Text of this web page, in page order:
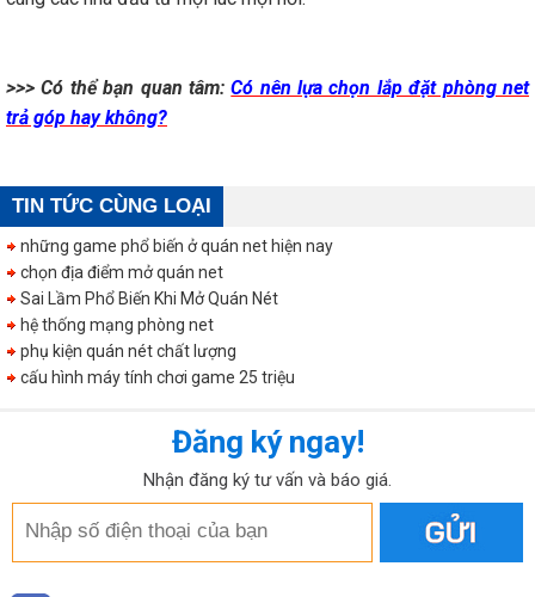
>>> Có thể bạn quan tâm:Có nên lựa chọn lắp đặt phòng net
trả góp hay không?
TIN TỨC CÙNG LOẠI
những game phổ biến ở quán net hiện nay
chọn địa điểm mở quán net
Sai Lầm Phổ Biến Khi Mở Quán Nét
hệ thống mạng phòng net
phụ kiện quán nét chất lượng
cấu hình máy tính chơi game 25 triệu
Đăng ký ngay!
Nhận đăng ký tư vấn và báo giá.